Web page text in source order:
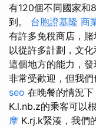
有120個不同國家和
到。 台胞證基隆 商
有許多免稅商店，
以從許多計劃，文
這個地方的能力，
非常受歡迎，但我
seo 在晚餐的情況
K.l.nb.z的乘客可以
摩 K.rj.k緊湊，我們